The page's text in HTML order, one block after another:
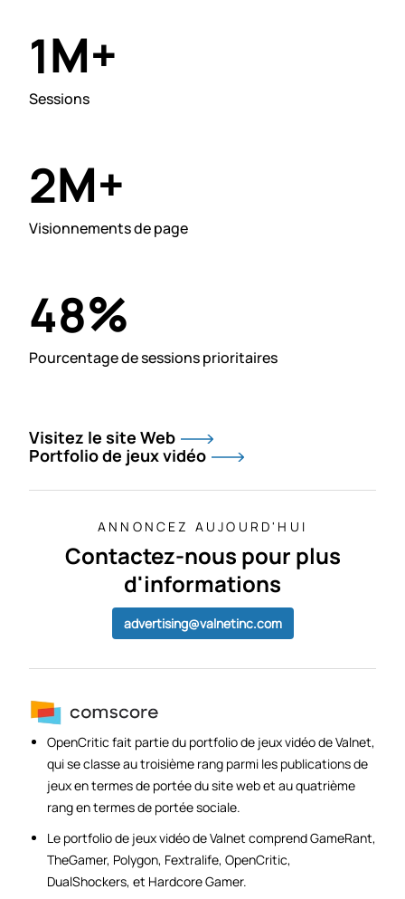
1M+
Sessions
2M+
Visionnements de page
48%
Pourcentage de sessions prioritaires
Visitez le site Web
Portfolio de jeux vidéo
ANNONCEZ AUJOURD'HUI
Contactez-nous pour plus
d'informations
advertising@valnetinc.com
OpenCritic fait partie du portfolio de jeux vidéo de Valnet,
qui se classe au troisième rang parmi les publications de
jeux en termes de portée du site web et au quatrième
rang en termes de portée sociale.
Le portfolio de jeux vidéo de Valnet comprend GameRant,
TheGamer, Polygon, Fextralife, OpenCritic,
DualShockers, et Hardcore Gamer.